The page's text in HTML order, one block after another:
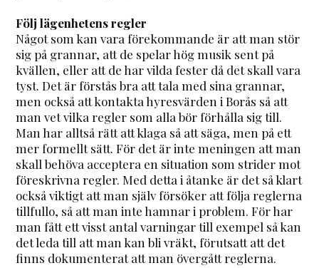
Följ lägenhetens regler
Något som kan vara förekommande är att man stör
sig på grannar, att de spelar hög musik sent på
kvällen, eller att de har vilda fester då det skall vara
tyst. Det är förstås bra att tala med sina grannar,
men också att kontakta hyresvärden i Borås så att
man vet vilka regler som alla bör förhålla sig till.
Man har alltså rätt att klaga så att säga, men på ett
mer formellt sätt. För det är inte meningen att man
skall behöva acceptera en situation som strider mot
föreskrivna regler. Med detta i åtanke är det så klart
också viktigt att man själv försöker att följa reglerna
tillfullo, så att man inte hamnar i problem. För har
man fått ett visst antal varningar till exempel så kan
det leda till att man kan bli vräkt, förutsatt att det
finns dokumenterat att man övergått reglerna.